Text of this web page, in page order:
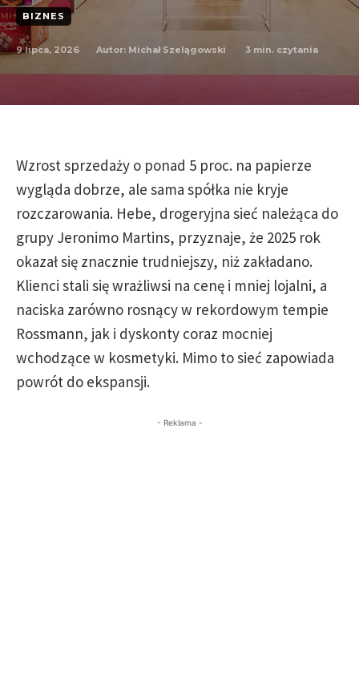
BIZNES
9 lipca, 2026 Autor: Michał Szelągowski 3 min. czytania
Wzrost sprzedaży o ponad 5 proc. na papierze
wygląda dobrze, ale sama spółka nie kryje
rozczarowania. Hebe, drogeryjna sieć należąca do
grupy Jeronimo Martins, przyznaje, że 2025 rok
okazał się znacznie trudniejszy, niż zakładano.
Klienci stali się wrażliwsi na cenę i mniej lojalni, a
naciska zarówno rosnący w rekordowym tempie
Rossmann, jak i dyskonty coraz mocniej
wchodzące w kosmetyki. Mimo to sieć zapowiada
powrót do ekspansji.
- Reklama -